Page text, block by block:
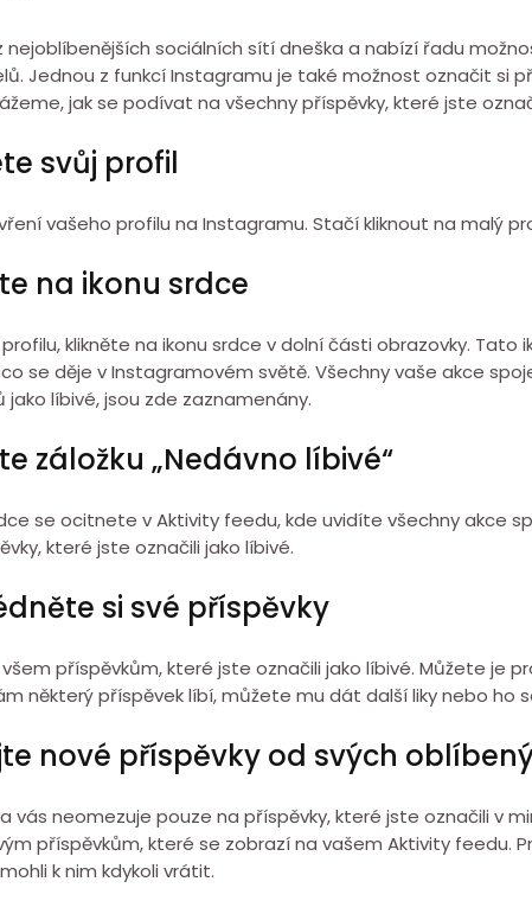
nejoblíbenějších sociálních sítí dneška a nabízí řadu
Jednou z funkcí Instagramu je také možnost označit si
jak se podívat na všechny příspěvky, které jste
svůj profil
vašeho profilu na Instagramu. Stačí kliknout na malý
na ikonu srdce
klikněte na ikonu srdce v dolní části obrazovky.
se děje v Instagramovém světě. Všechny vaše akce
líbivé, jsou zde zaznamenány.
záložku „Nedávno líbivé“
se ocitnete v Aktivity feedu, kde uvidíte všechny akce
které jste označili jako líbivé.
si své příspěvky
příspěvkům, které jste označili jako líbivé. Můžete je
některý příspěvek líbí, můžete mu dát další liky nebo ho
nové příspěvky od svých
vás neomezuje pouze na příspěvky, které jste označili v
příspěvkům, které se zobrazí na vašem Aktivity
k nim kdykoli vrátit.